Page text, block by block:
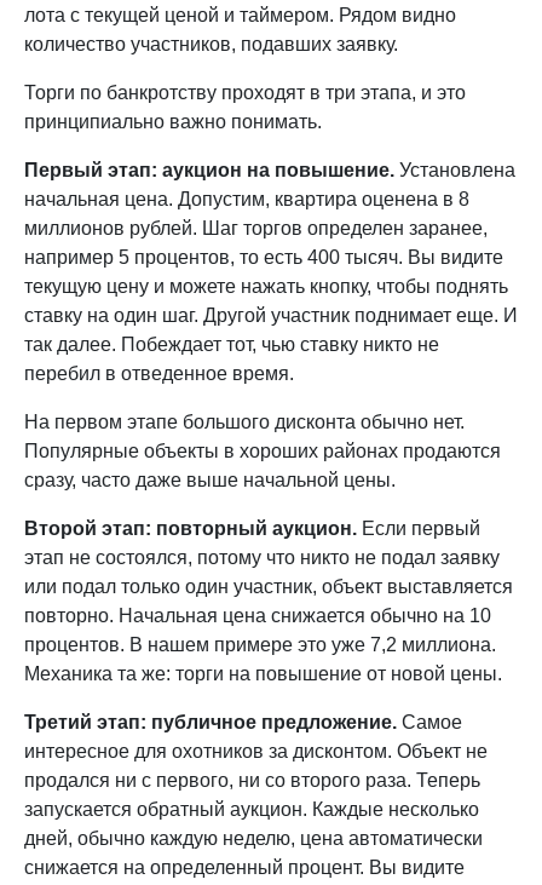
лота с текущей ценой и таймером. Рядом видно
количество участников, подавших заявку.
Торги по банкротству проходят в три этапа, и это
принципиально важно понимать.
Первый этап: аукцион на повышение. Установлена
начальная цена. Допустим, квартира оценена в 8
миллионов рублей. Шаг торгов определен заранее,
например 5 процентов, то есть 400 тысяч. Вы видите
текущую цену и можете нажать кнопку, чтобы поднять
ставку на один шаг. Другой участник поднимает еще. И
так далее. Побеждает тот, чью ставку никто не
перебил в отведенное время.
На первом этапе большого дисконта обычно нет.
Популярные объекты в хороших районах продаются
сразу, часто даже выше начальной цены.
Второй этап: повторный аукцион. Если первый
этап не состоялся, потому что никто не подал заявку
или подал только один участник, объект выставляется
повторно. Начальная цена снижается обычно на 10
процентов. В нашем примере это уже 7,2 миллиона.
Механика та же: торги на повышение от новой цены.
Третий этап: публичное предложение. Самое
интересное для охотников за дисконтом. Объект не
продался ни с первого, ни со второго раза. Теперь
запускается обратный аукцион. Каждые несколько
дней, обычно каждую неделю, цена автоматически
снижается на определенный процент. Вы видите